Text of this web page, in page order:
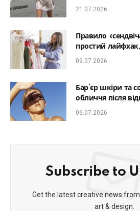
до романтичної
21.07.2026
Правило
простий
який образ
09.07.2026
Бар’єр шкіри та
обличчя після
фотостаріння
06.07.2026
Subscribe to
Get the latest creative news
art & design.